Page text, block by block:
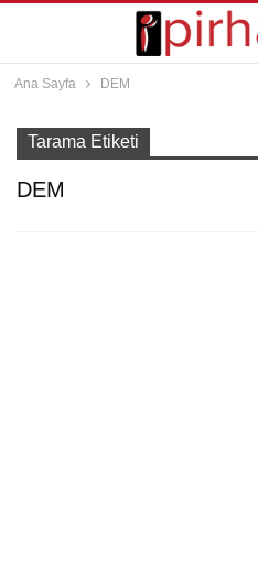
Ana Sayfa DEM
Tarama Etiketi
DEM